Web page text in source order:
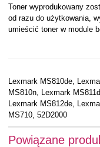
Toner wyprodukowany
od razu do użytkowania,
umieścić toner w module
Lexmark MS810de,
MS810n, Lexmark
Lexmark MS812de,
MS710, 52D2000
Powiązane